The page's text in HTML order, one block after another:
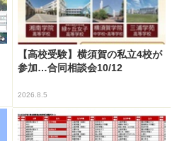
【高校受験】横須賀の私立4校が
参加…合同相談会10/12
2026.8.5